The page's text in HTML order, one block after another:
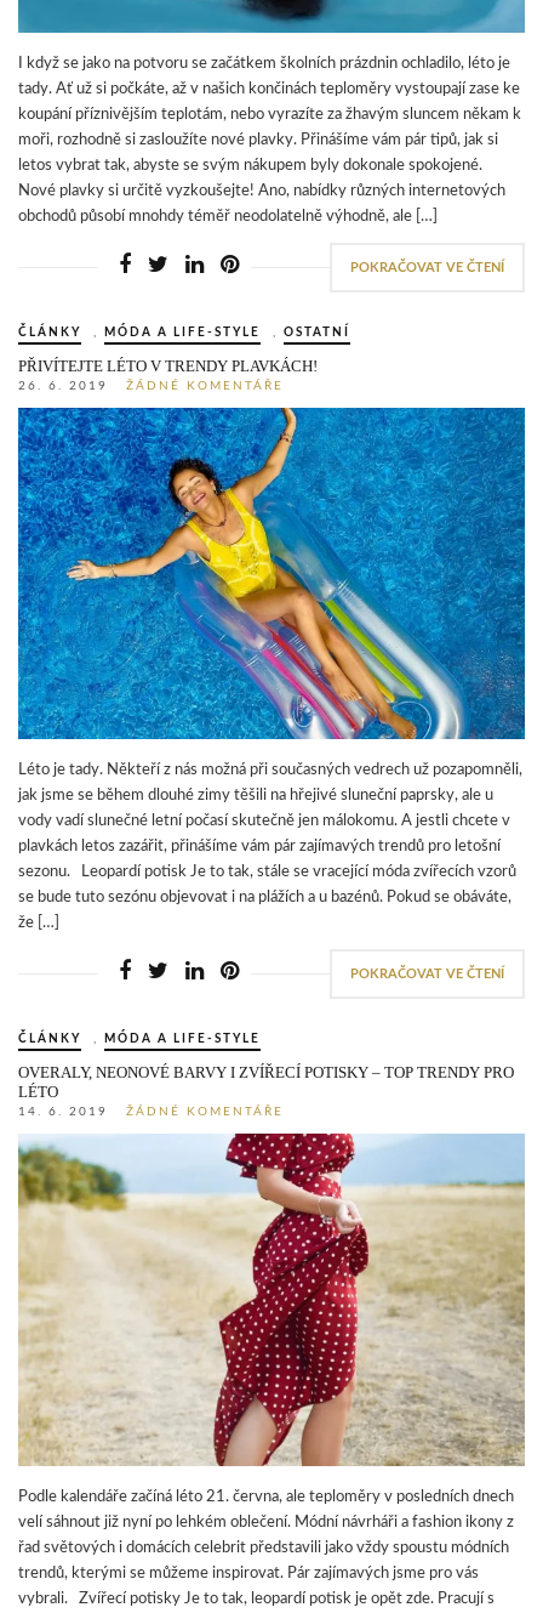
I když se jako na potvoru se začátkem školních prázdnin ochladilo, léto je
tady. Ať už si počkáte, až v našich končinách teploměry vystoupají zase ke
koupání příznivějším teplotám, nebo vyrazíte za žhavým sluncem někam k
moři, rozhodně si zasloužíte nové plavky. Přinášíme vám pár tipů, jak si
letos vybrat tak, abyste se svým nákupem byly dokonale spokojené.
Nové plavky si určitě vyzkoušejte! Ano, nabídky různých internetových
obchodů působí mnohdy téměř neodolatelně výhodně, ale […]
POKRAČOVAT VE ČTENÍ
ČLÁNKY MÓDA A LIFE-STYLE OSTATNÍ
PŘIVÍTEJTE LÉTO V TRENDY PLAVKÁCH!
26. 6. 2019 ŽÁDNÉ KOMENTÁŘE
Léto je tady. Někteří z nás možná při současných vedrech už pozapomněli,
jak jsme se během dlouhé zimy těšili na hřejivé sluneční paprsky, ale u
vody vadí slunečné letní počasí skutečně jen málokomu. A jestli chcete v
plavkách letos zazářit, přinášíme vám pár zajímavých trendů pro letošní
sezonu. Leopardí potisk Je to tak, stále se vracející móda zvířecích vzorů
se bude tuto sezónu objevovat i na plážích a u bazénů. Pokud se obáváte,
že […]
POKRAČOVAT VE ČTENÍ
ČLÁNKY , MÓDA A LIFE-STYLE
OVERALY, NEONOVÉ BARVY I ZVÍŘECÍ POTISKY – TOP TRENDY PRO
LÉTO
14. 6. 2019 ŽÁDNÉ KOMENTÁŘE
Podle kalendáře začíná léto 21. června, ale teploměry v posledních dnech
velí sáhnout již nyní po lehkém oblečení. Módní návrháři a fashion ikony z
řad světových i domácích celebrit představili jako vždy spoustu módních
trendů, kterými se můžeme inspirovat. Pár zajímavých jsme pro vás
vybrali. Zvířecí potisky Je to tak, leopardí potisk je opět zde. Pracují s